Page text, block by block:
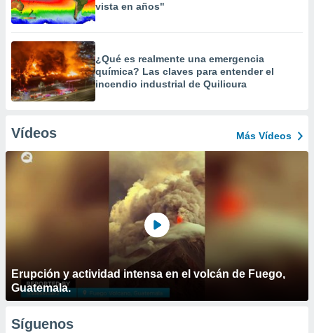
vista en años"
¿Qué es realmente una emergencia
química? Las claves para entender el
incendio industrial de Quilicura
Vídeos Más Vídeos
Erupción y actividad intensa en el volcán de Fuego,
Guatemala.
Síguenos